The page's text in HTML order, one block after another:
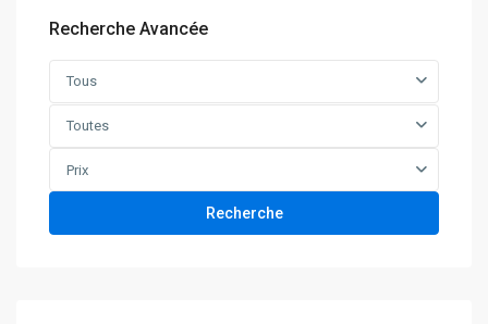
Recherche Avancée
Tous
Toutes
Prix
Recherche